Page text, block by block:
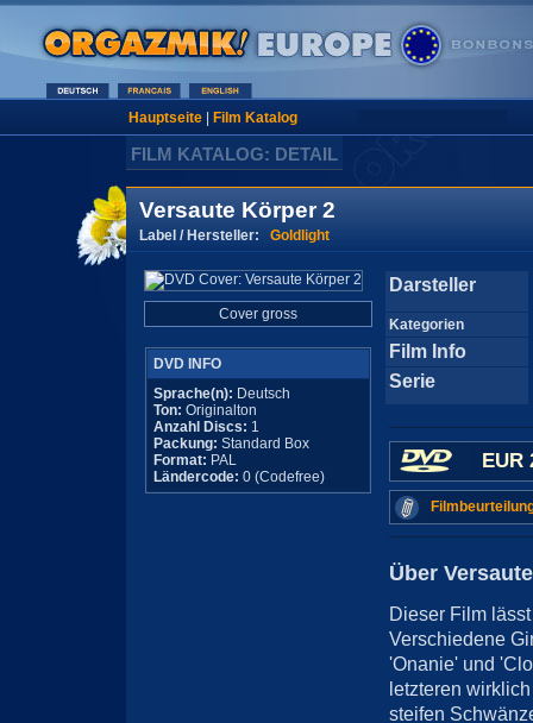
Hauptseite| Film Katalog
FILM KATALOG: DETAIL
Versaute Körper 2
Label / Hersteller: Goldlight
Cover gross
DVD INFO
Sprache(n): Deutsch
Ton: Originalton
Anzahl Discs: 1
Packung: Standard Box
Format: PAL
Ländercode: 0 (Codefree)
Darsteller
Kategorien
Film Info
Serie
EUR
Über
Dieser Film
Verschiedene
'Onanie' und
letzteren
steifen